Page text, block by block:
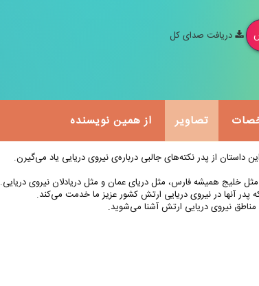
دریافت صدای کل
تصاویر از همین نویسنده
داستان از پدر نکته‌های جالبی درباره‌ی نیروی دریایی یاد می‌گیرن.
خلیج همیشه فارس، مثل دریای عمان و مثل دریادلان نیروی دریایی.
پدر آنها در نیروی دریایی ارتش کشور عزیز ما خدمت می‌کند.
مناطق نیروی دریایی ارتش آشنا می‌شوید.